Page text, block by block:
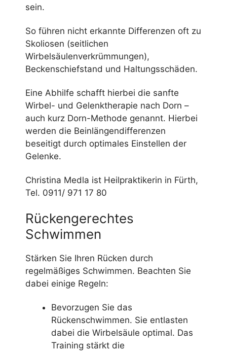
sein.
So führen nicht erkannte Differenzen oft zu
Skoliosen (seitlichen
Wirbelsäulenverkrümmungen),
Beckenschiefstand und Haltungsschäden.
Eine Abhilfe schafft hierbei die sanfte
Wirbel- und Gelenktherapie nach Dorn –
auch kurz Dorn-Methode genannt. Hierbei
werden die Beinlängendifferenzen
beseitigt durch optimales Einstellen der
Gelenke.
Christina Medla ist Heilpraktikerin in Fürth,
Tel. 0911/ 971 17 80
Rückengerechtes
Schwimmen
Stärken Sie Ihren Rücken durch
regelmäßiges Schwimmen. Beachten Sie
dabei einige Regeln:
Bevorzugen Sie das
Rückenschwimmen. Sie entlasten
dabei die Wirbelsäule optimal. Das
Training stärkt die